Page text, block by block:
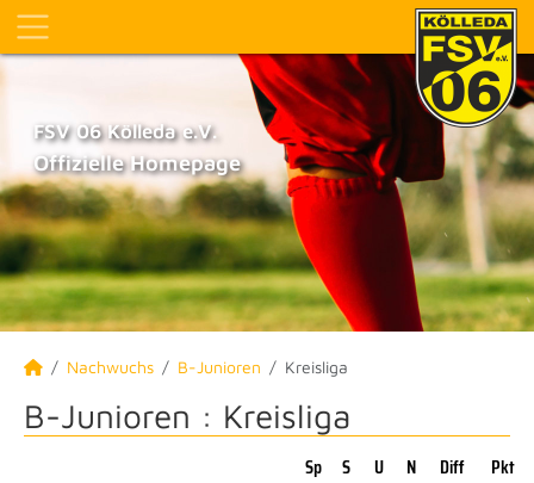
FSV 06 Kölleda e.V.
Offizielle Homepage
Nachwuchs B-Junioren Kreisliga
B-Junioren : Kreisliga
Sp S U N Diff
Pkt